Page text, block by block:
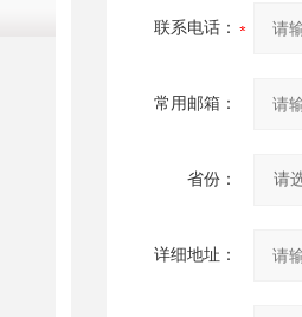
联系电话：
常用邮箱：
省份：
详细地址：